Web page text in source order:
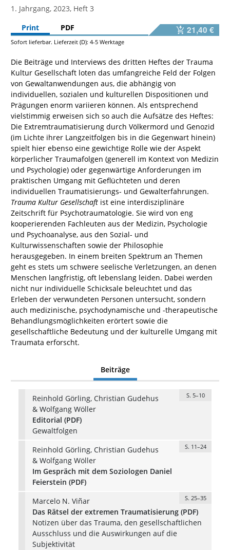
1. Jahrgang, 2023, Heft 3
Print
PDF 21,40 €
Sofort lieferbar. Lieferzeit (D): 4-5 Werktage
Die Beiträge und Interviews des dritten Heftes der Trauma
Kultur Gesellschaft loten das umfangreiche Feld der Folgen
von Gewaltanwendungen aus, die abhängig von
individuellen, sozialen und kulturellen Dispositionen und
Prägungen enorm variieren können. Als entsprechend
vielstimmig erweisen sich so auch die Aufsätze des Heftes:
Die Extremtraumatisierung durch Völkermord und Genozid
(im Lichte ihrer Langzeitfolgen bis in die Gegenwart hinein)
spielt hier ebenso eine gewichtige Rolle wie der Aspekt
körperlicher Traumafolgen (generell im Kontext von Medizin
und Psychologie) oder gegenwärtige Anforderungen im
praktischen Umgang mit Geflüchteten und deren
individuellen Traumatisierungs- und Gewalterfahrungen.
Trauma Kultur Gesellschaft ist eine interdisziplinäre
Zeitschrift für Psychotraumatologie. Sie wird von eng
kooperierenden Fachleuten aus der Medizin, Psychologie
und Psychoanalyse, aus den Sozial- und
Kulturwissenschaften sowie der Philosophie
herausgegeben. In einem breiten Spektrum an Themen
geht es stets um schwere seelische Verletzungen, an denen
Menschen langfristig, oft lebenslang leiden. Dabei werden
nicht nur individuelle Schicksale beleuchtet und das
Erleben der verwundeten Personen untersucht, sondern
auch medizinische, psychodynamische und -therapeutische
Behandlungsmöglichkeiten erörtert sowie die
gesellschaftliche Bedeutung und der kulturelle Umgang mit
Traumata erforscht.
Beiträge
Reinhold Görling, Christian Gudehus
& Wolfgang Wöller
S. 5–10
Editorial (PDF)
Gewaltfolgen
Reinhold Görling, Christian Gudehus
& Wolfgang Wöller
S. 11–24
Im Gespräch mit dem Soziologen Daniel
Feierstein (PDF)
Marcelo N. Viñar
S. 25–35
Das Rätsel der extremen Traumatisierung (PDF)
Notizen über das Trauma, den gesellschaftlichen
Ausschluss und die Auswirkungen auf die
Subjektivität